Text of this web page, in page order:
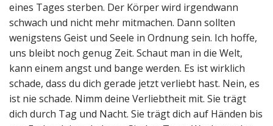
eines Tages sterben. Der Körper wird irgendwann
schwach und nicht mehr mitmachen. Dann sollten
wenigstens Geist und Seele in Ordnung sein. Ich hoffe,
uns bleibt noch genug Zeit. Schaut man in die Welt,
kann einem angst und bange werden. Es ist wirklich
schade, dass du dich gerade jetzt verliebt hast. Nein, es
ist nie schade. Nimm deine Verliebtheit mit. Sie trägt
dich durch Tag und Nacht. Sie trägt dich auf Händen bis